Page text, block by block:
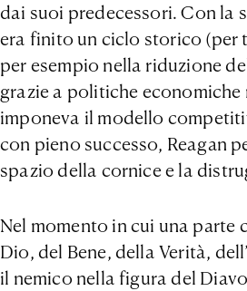
dai suoi predecessori. Con la
era finito un ciclo storico (per
per esempio nella riduzione
grazie a politiche
imponeva il modello
con pieno successo, Reagan
spazio della cornice e la
Nel momento in cui una parte
Dio, del Bene, della Verità,
il nemico nella figura del